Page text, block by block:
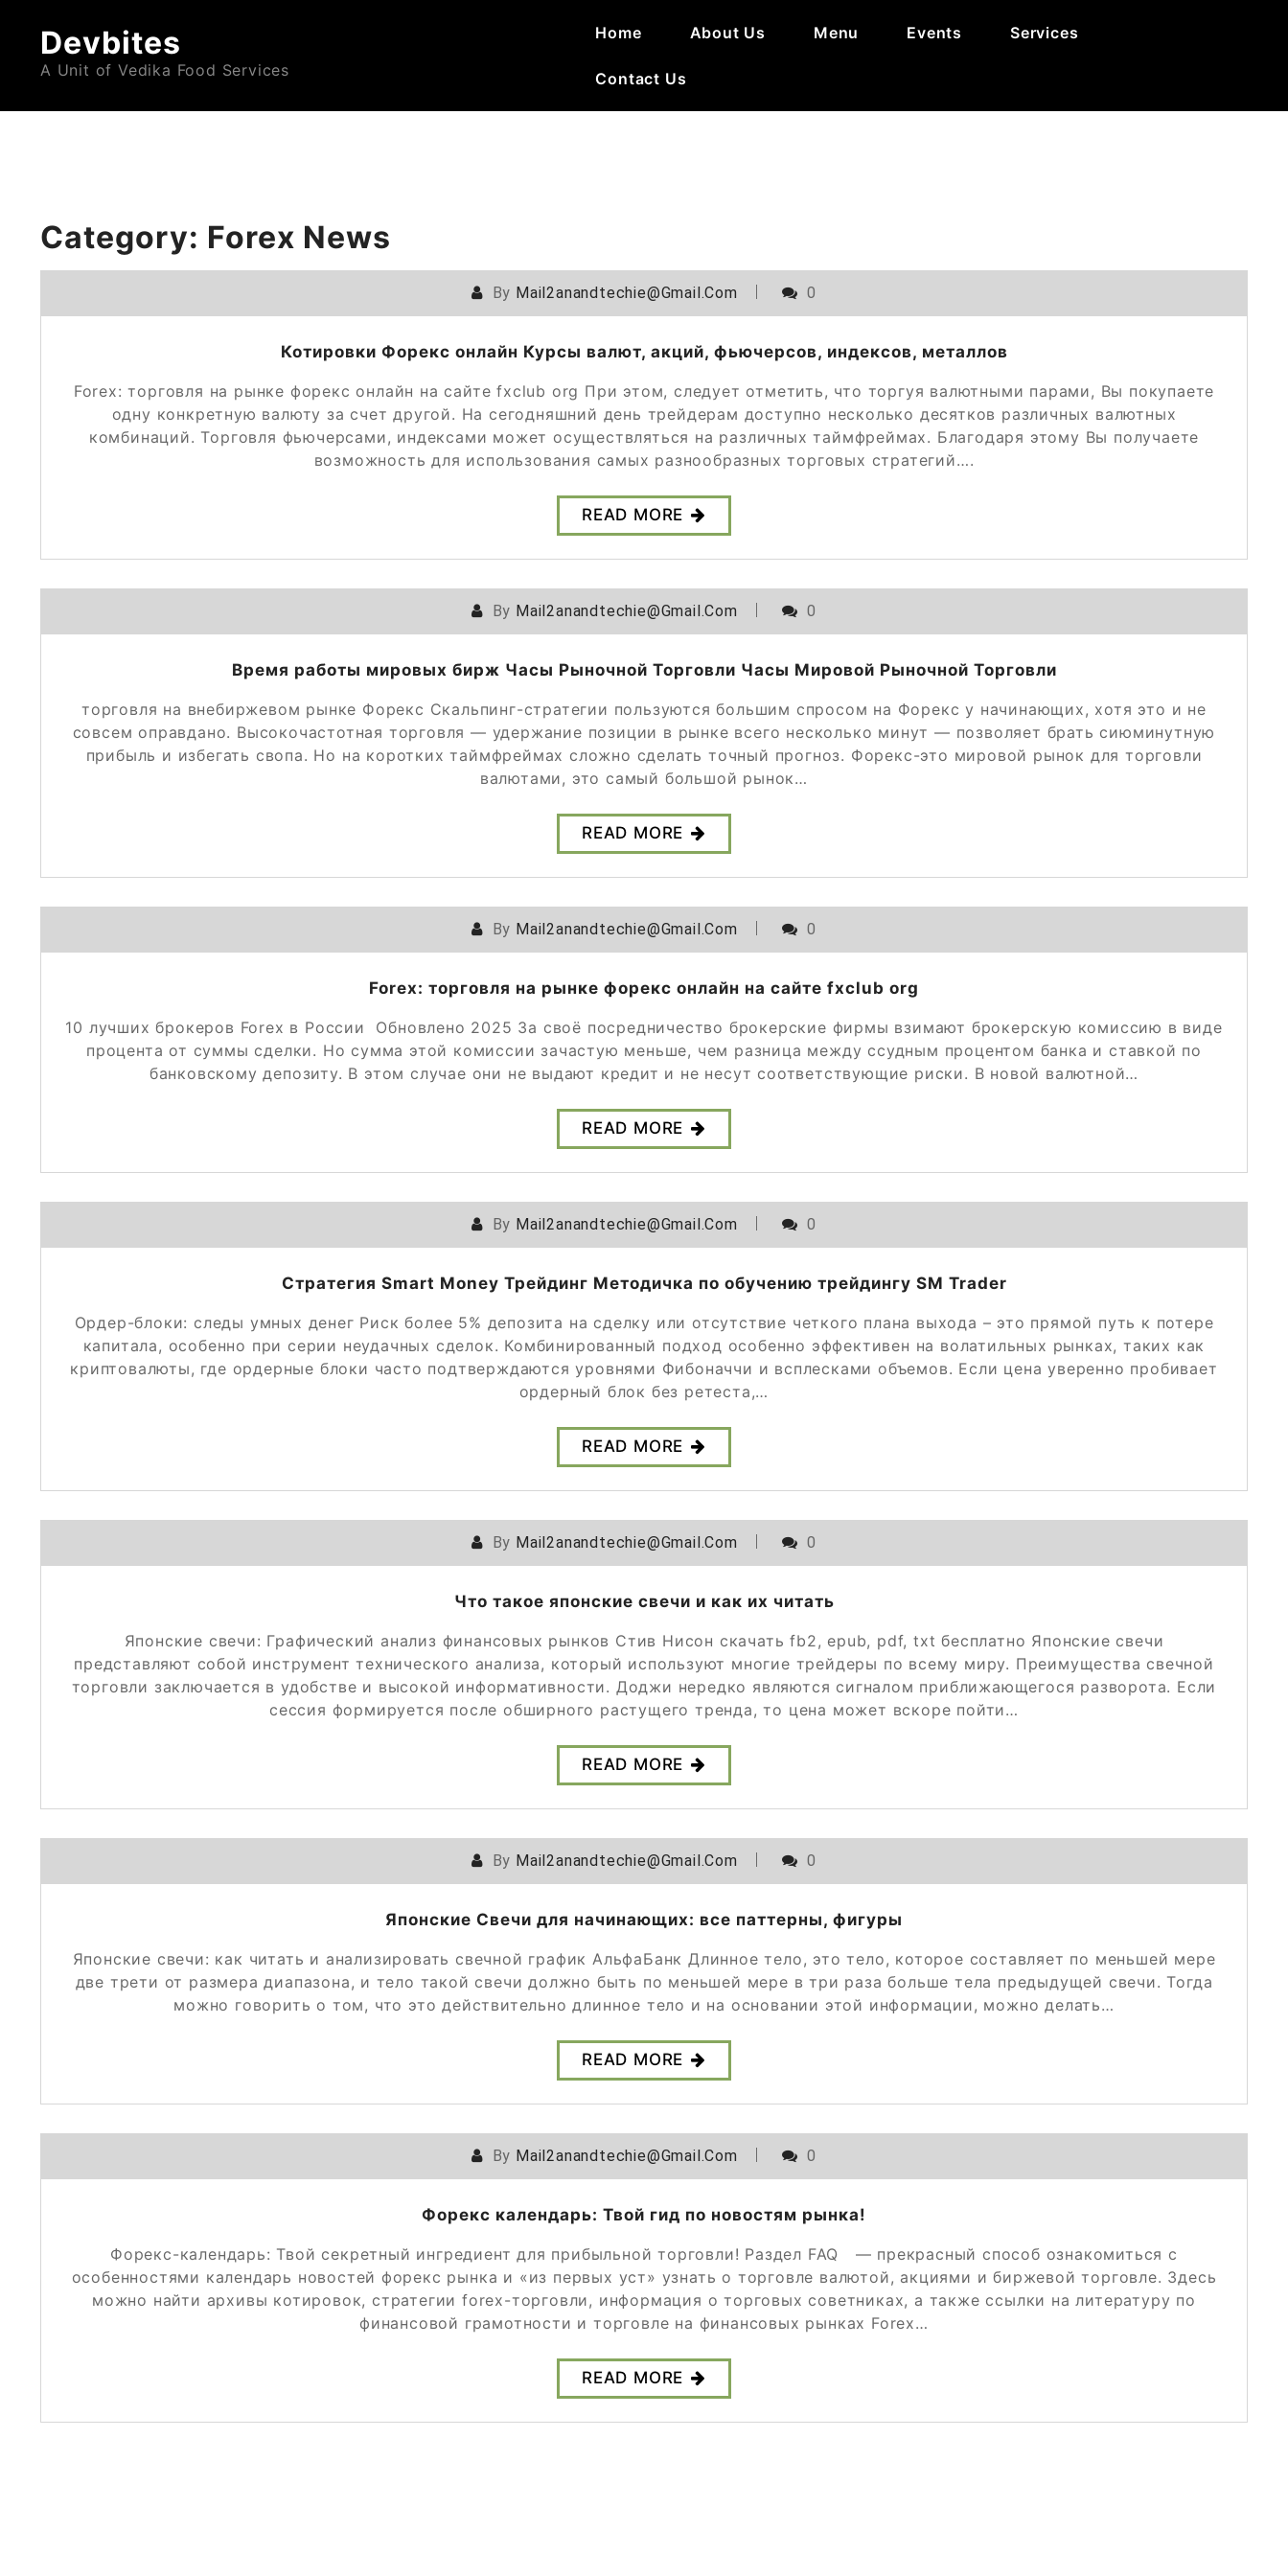
contentDevbites
A Unit of Vedika Food Services
Home About Us Menu Events Services
Contact Us
Category: Forex News
By Mail2anandtechie@gmail.com 0
Котировки Форекс онлайн Курсы валют, акций, фьючерсов, индексов, металлов
Forex: торговля на рынке форекс онлайн на сайте fxclub org При этом, следует отметить, что торгуя валютными парами, Вы покупаете
одну конкретную валюту за счет другой. На сегодняшний день трейдерам доступно несколько десятков различных валютных
комбинаций. Торговля фьючерсами, индексами может осуществляться на различных таймфреймах. Благодаря этому Вы получаете
возможность для использования самых разнообразных торговых стратегий….
READ MORE
By Mail2anandtechie@gmail.com 0
Время работы мировых бирж Часы Рыночной Торговли Часы Мировой Рыночной Торговли
торговля на внебиржевом рынке Форекс Скальпинг-стратегии пользуются большим спросом на Форекс у начинающих, хотя это и не
совсем оправдано. Высокочастотная торговля — удержание позиции в рынке всего несколько минут — позволяет брать сиюминутную
прибыль и избегать свопа. Но на коротких таймфреймах сложно сделать точный прогноз. Форекс-это мировой рынок для торговли
валютами, это самый большой рынок…
READ MORE
By Mail2anandtechie@gmail.com 0
Forex: торговля на рынке форекс онлайн на сайте fxclub org
10 лучших брокеров Forex в России ️ Обновлено 2025 За своё посредничество брокерские фирмы взимают брокерскую комиссию в виде
процента от суммы сделки. Но сумма этой комиссии зачастую меньше, чем разница между ссудным процентом банка и ставкой по
банковскому депозиту. В этом случае они не выдают кредит и не несут соответствующие риски. В новой валютной…
READ MORE
By Mail2anandtechie@gmail.com 0
Стратегия Smart Money Трейдинг Методичка по обучению трейдингу SM Trader
Ордер-блоки: следы умных денег Риск более 5% депозита на сделку или отсутствие четкого плана выхода – это прямой путь к потере
капитала, особенно при серии неудачных сделок. Комбинированный подход особенно эффективен на волатильных рынках, таких как
криптовалюты, где ордерные блоки часто подтверждаются уровнями Фибоначчи и всплесками объемов. Если цена уверенно пробивает
ордерный блок без ретеста,…
READ MORE
By Mail2anandtechie@gmail.com 0
Что такое японские свечи и как их читать
Японские свечи: Графический анализ финансовых рынков Стив Нисон скачать fb2, epub, pdf, txt бесплатно Японские свечи
представляют собой инструмент технического анализа, который используют многие трейдеры по всему миру. Преимущества свечной
торговли заключается в удобстве и высокой информативности. Доджи нередко являются сигналом приближающегося разворота. Если
сессия формируется после обширного растущего тренда, то цена может вскоре пойти…
READ MORE
By Mail2anandtechie@gmail.com 0
Японские Свечи для начинающих: все паттерны, фигуры
Японские свечи: как читать и анализировать свечной график АльфаБанк Длинное тело, это тело, которое составляет по меньшей мере
две трети от размера диапазона, и тело такой свечи должно быть по меньшей мере в три раза больше тела предыдущей свечи. Тогда
можно говорить о том, что это действительно длинное тело и на основании этой информации, можно делать…
READ MORE
By Mail2anandtechie@gmail.com 0
Форекс календарь: Твой гид по новостям рынка!
Форекс-календарь: Твой секретный ингредиент для прибыльной торговли! Раздел FAQ — прекрасный способ ознакомиться с
особенностями календарь новостей форекс рынка и «из первых уст» узнать о торговле валютой, акциями и биржевой торговле. Здесь
можно найти архивы котировок, стратегии forex-торговли, информация о торговых советниках, а также ссылки на литературу по
финансовой грамотности и торговле на финансовых рынках Forex…
READ MORE